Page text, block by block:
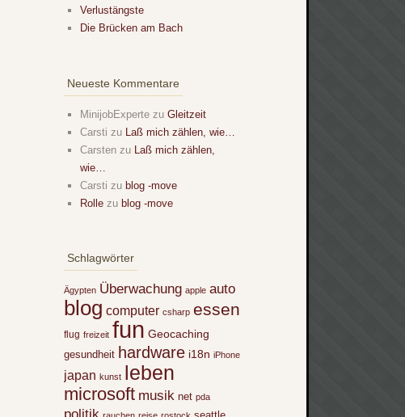
Verlustängste
Die Brücken am Bach
Neueste Kommentare
MinijobExperte zu Gleitzeit
Carsti zu Laß mich zählen, wie…
Carsten zu Laß mich zählen,
wie…
Carsti zu blog -move
Rolle zu blog -move
Schlagwörter
Ägypten Überwachung apple auto
blog computer csharp essen
flug freizeit fun Geocaching
gesundheit hardware i18n iPhone
japan kunst leben
microsoft musik net pda